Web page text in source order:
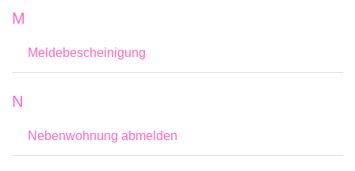
M
Meldebescheinigung
N
Nebenwohnung abmelden